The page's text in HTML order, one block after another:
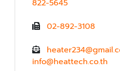
822-5645
02-892-3108
info@heattech.co.th